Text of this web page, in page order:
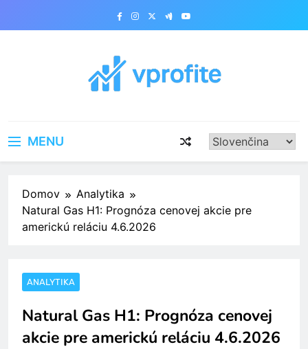
MENU
Domov
Analytika
Natural Gas H1: Prognóza cenovej akcie pre
americkú reláciu 4.6.2026
ANALYTIKA
Natural Gas H1: Prognóza cenovej
akcie pre americkú reláciu 4.6.2026